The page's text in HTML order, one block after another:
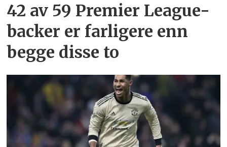
42 av 59 Premier League-
backer er farligere enn
begge disse to